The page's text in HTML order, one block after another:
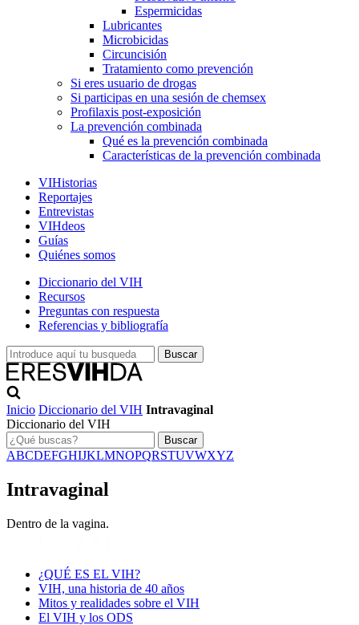
Espermicidas
Lubricantes
Microbicidas
Circuncisión
Tratamiento como prevención
Si eres usuario de drogas
Si participas en una sesión de chemsex
Profilaxis post-exposición
La prevención combinada
Qué es la prevención combinada
Características de la prevención combinada
VIHistorias
Reportajes
Entrevistas
VIHdeos
Guías
Quiénes somos
Diccionario del VIH
Recursos
Preguntas con respuesta
Referencias y bibliografía
Inicio Diccionario del VIH Intravaginal
Diccionario del VIH
Buscar
ABCDEFGHIJKLMNOPQRSTUVWXYZ
Intravaginal
Dentro de la vagina.
¿QUÉ ES EL VIH?
VIH, una historia de 40 años
Mitos y realidades sobre el VIH
El VIH y los ODS